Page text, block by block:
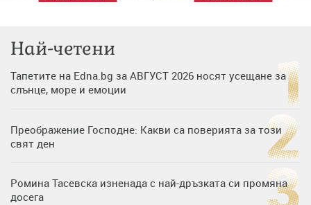
Най-четени
Тапетите на Edna.bg за АВГУСТ 2026 носят усещане за
слънце, море и емоции
Преображение Господне: Какви са поверията за този
свят ден
Ромина Тасевска изненада с най-дръзката си промяна
досега